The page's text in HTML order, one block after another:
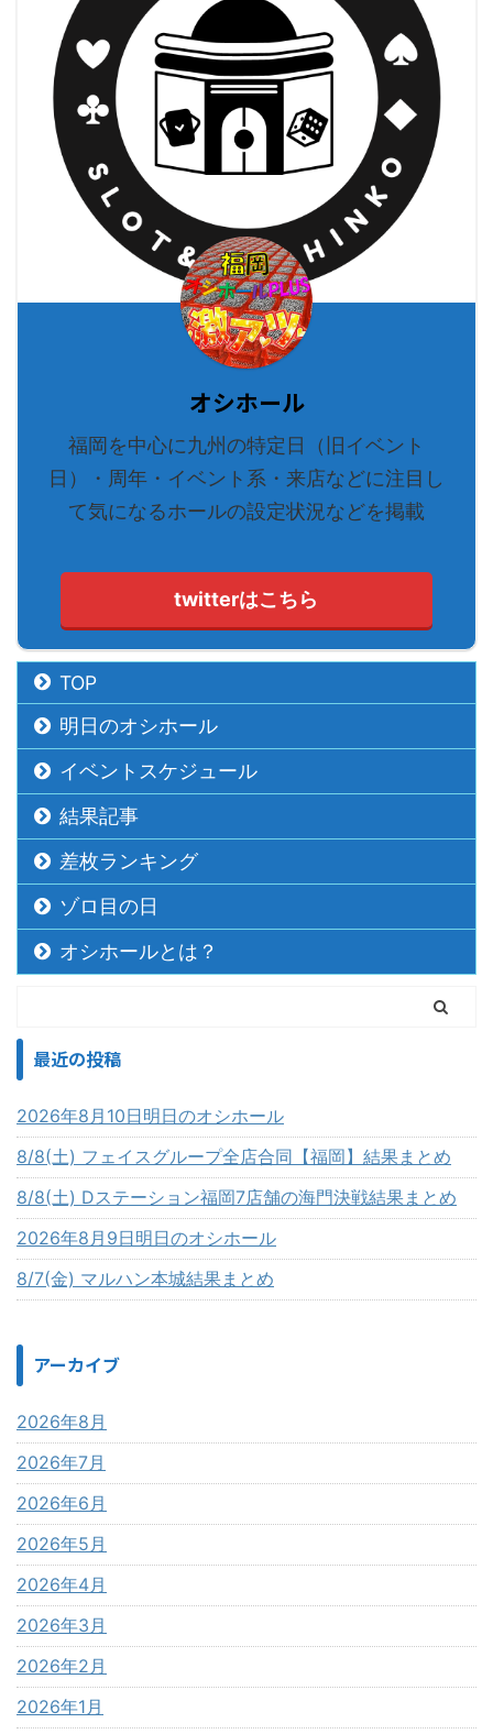
オシホール
福岡を中心に九州の特定日（旧イベント
日）・周年・イベント系・来店などに注目し
て気になるホールの設定状況などを掲載
twitterはこちら
TOP
明日のオシホール
イベントスケジュール
結果記事
差枚ランキング
ゾロ目の日
オシホールとは？
最近の投稿
2026年8月10日明日のオシホール
8/8(土) フェイスグループ全店合同【福岡】結果まとめ
8/8(土) Dステーション福岡7店舗の海門決戦結果まとめ
2026年8月9日明日のオシホール
8/7(金) マルハン本城結果まとめ
アーカイブ
2026年8月
2026年7月
2026年6月
2026年5月
2026年4月
2026年3月
2026年2月
2026年1月